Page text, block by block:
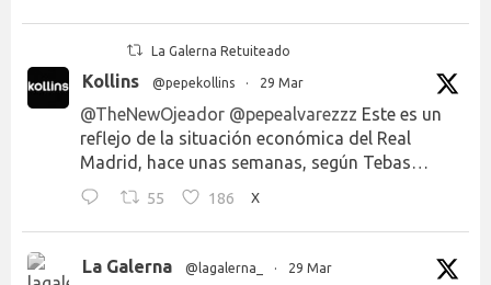
La Galerna Retuiteado
Kollins @pepekollins · 29 Mar
@TheNewOjeador @pepealvarezzz Este es un
reflejo de la situación económica del Real
Madrid, hace unas semanas, según Tebas…
55 186 X
La Galerna @lagalerna_ · 29 Mar